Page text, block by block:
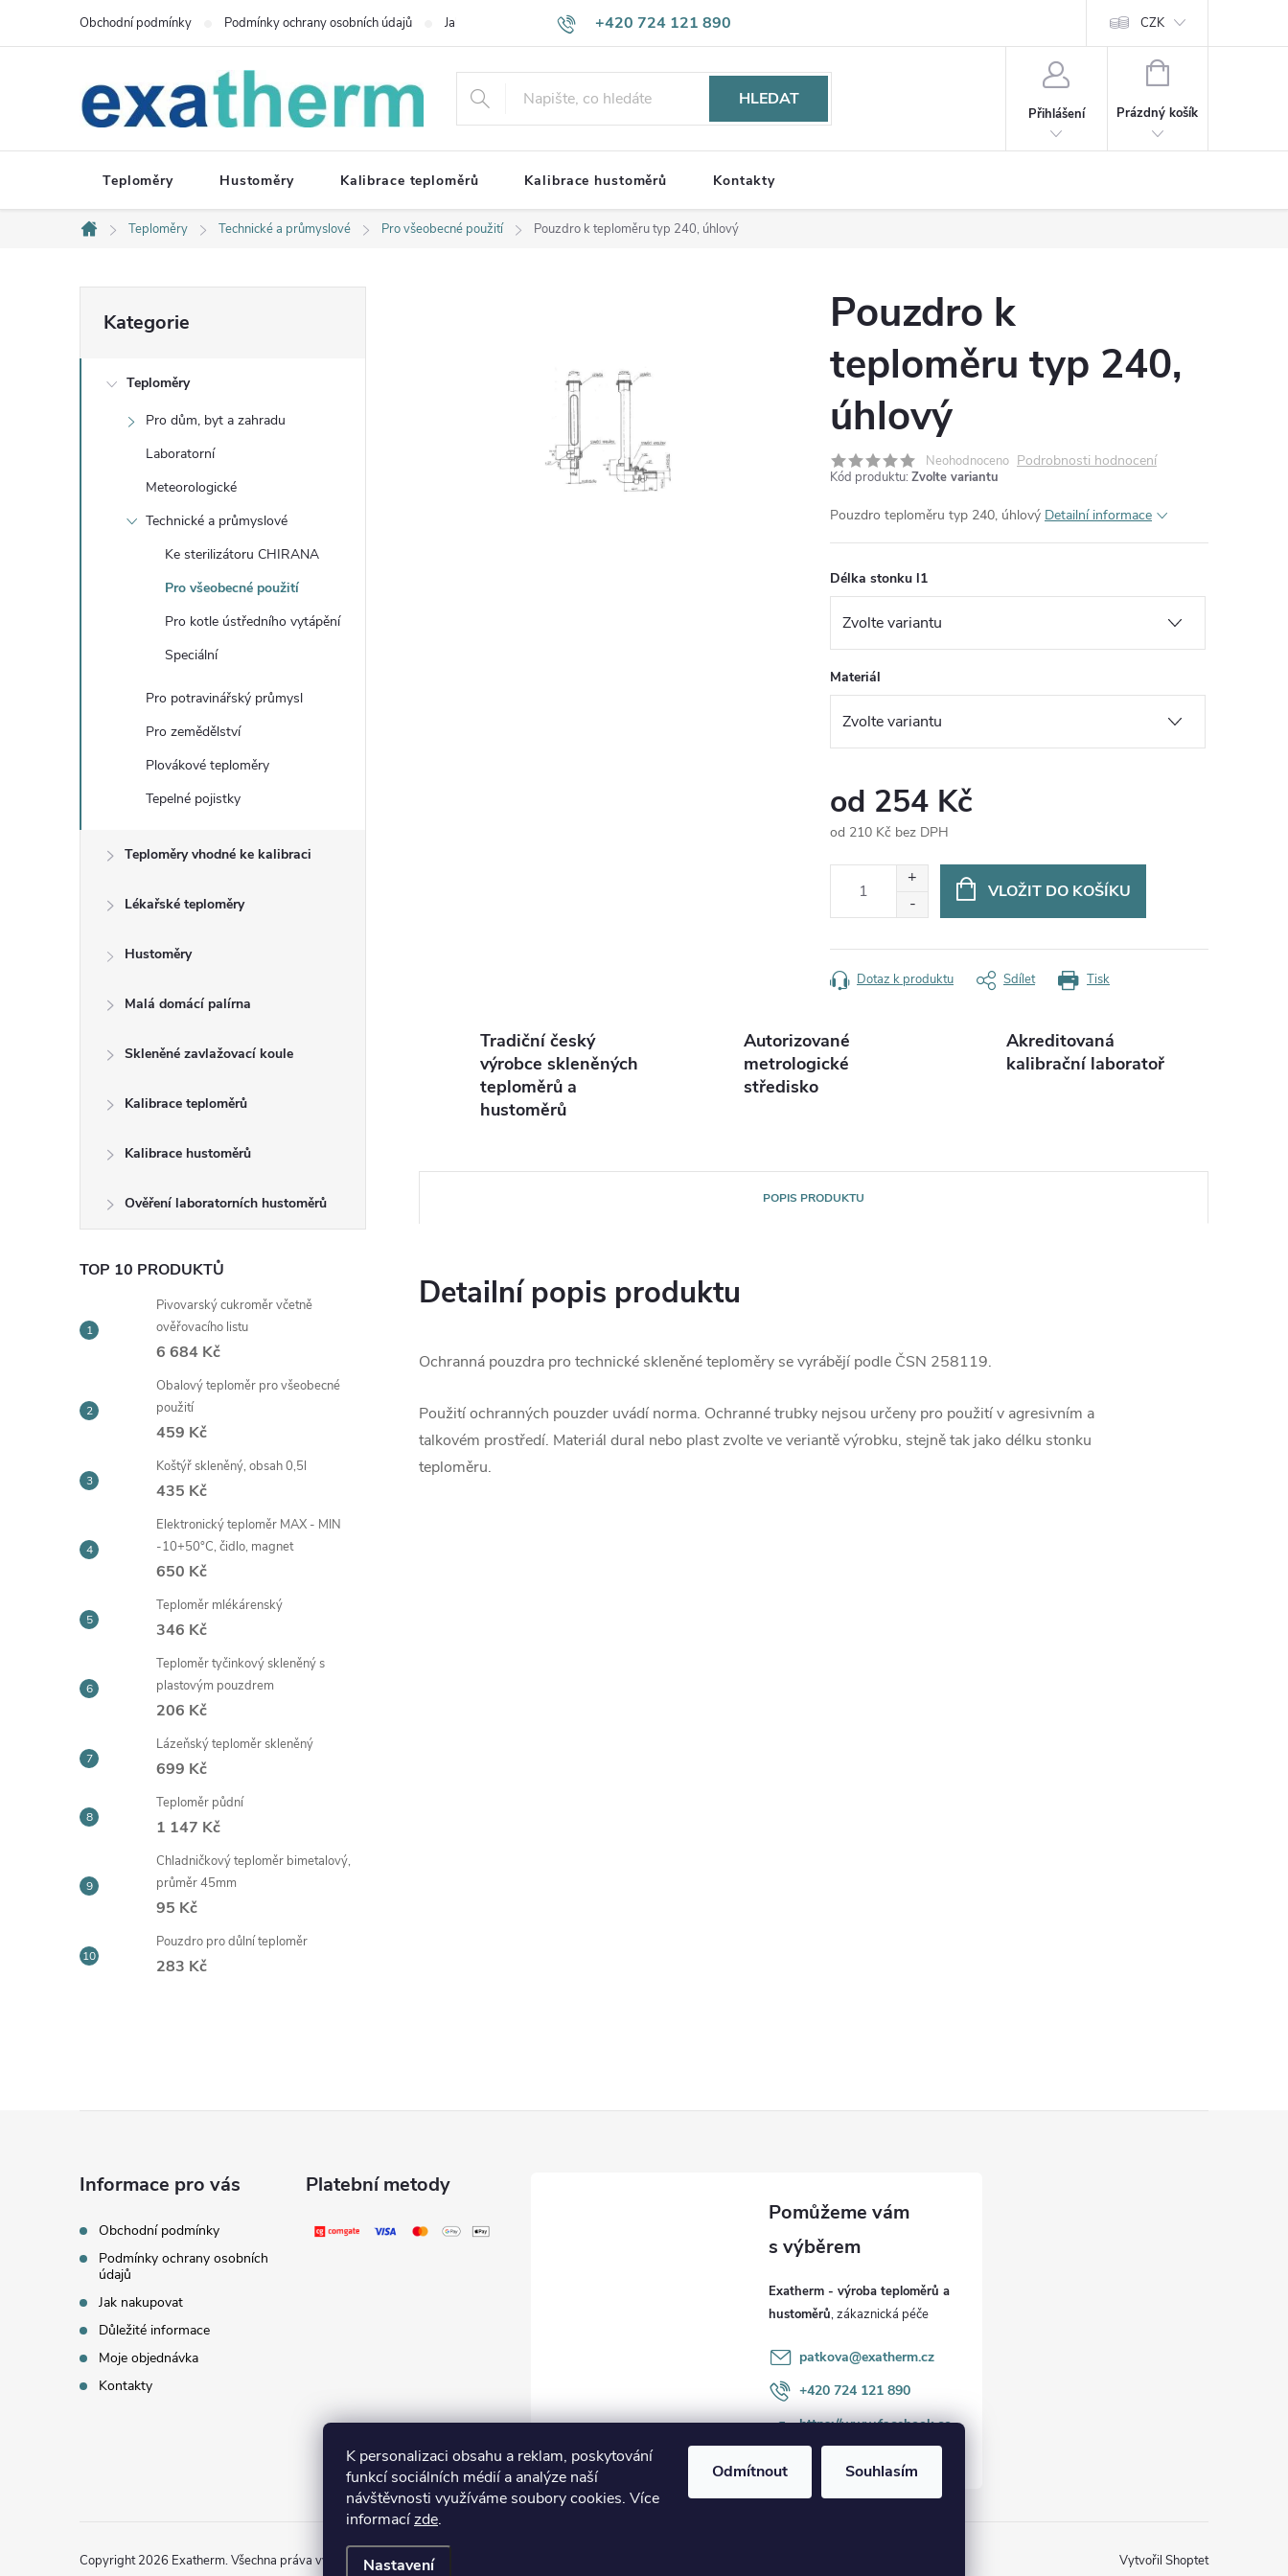
K personalizaci obsahu a reklam, poskytování
funkcí sociálních médií a analýze naší
návštěvnosti využíváme soubory cookies. Více
informacízde.
Nastavení
Odmítnout Souhlasím
+420 724 121 890
Obchodní podmínky Podmínky ochrany osobních údajů Jak nakupovat Důležité informace Moje objednávka CZK
HLEDAT
Přihlášení
NÁKUPNÍ
Prázdný košík
Teploměry Hustoměry Kalibrace teploměrů Kalibrace hustoměrů Kontakty
Domů
Teploměry Technické a průmyslové Pro všeobecné použití Pouzdro k teploměru typ 240, úhlový
o
n
kategorie
Kategorie
Teploměry
Pro dům, byt a zahradu
Laboratorní
Meteorologické
Technické a průmyslové
Ke sterilizátoru CHIRANA
Pro všeobecné použití
Pro kotle ústředního vytápění
Speciální
Pro potravinářský průmysl
Pro zemědělství
Plovákové teploměry
Tepelné pojistky
Teploměry vhodné ke kalibraci
Lékařské teploměry
Hustoměry
Malá domácí palírna
Skleněné zavlažovací koule
Kalibrace teploměrů
Kalibrace hustoměrů
Ověření laboratorních hustoměrů
TOP 10 PRODUKTŮ
Pivovarský cukroměr včetně
ověřovacího listu
6 684 Kč
Obalový teploměr pro všeobecné
použití
459 Kč
Koštýř skleněný, obsah 0,5l
435 Kč
Elektronický teploměr MAX - MIN
-10+50°C, čidlo, magnet
650 Kč
Teploměr mlékárenský
346 Kč
Teploměr tyčinkový skleněný s
plastovým pouzdrem
206 Kč
Lázeňský teploměr skleněný
699 Kč
Teploměr půdní
1 147 Kč
Chladničkový teploměr bimetalový,
průměr 45mm
95 Kč
Pouzdro pro důlní teploměr
283 Kč
Pouzdro k
teploměru typ 240,
úhlový
Neohodnoceno Podrobnosti hodnocení
Kód produktu: Zvolte variantu
Pouzdro teploměru typ 240, úhlový Detailní informace
Délka stonku l1
Materiál
od 254 Kč
od 210 Kč bez DPH
VLOŽIT DO KOŠÍKU
Tisk
Dotaz k produktu Sdílet
Tradiční český
výrobce skleněných
teploměrů a
hustoměrů
Autorizované
metrologické
středisko
Akreditovaná
kalibrační laboratoř
POPIS PRODUKTU
Detailní popis produktu
Ochranná pouzdra pro technické skleněné teploměry se vyrábějí podle ČSN 258119.
Použití ochranných pouzder uvádí norma. Ochranné trubky nejsou určeny pro použití v agresivním a
talkovém prostředí. Materiál dural nebo plast zvolte ve veriantě výrobku, stejně tak jako délku stonku
teploměru.
Informace pro vás
Obchodní podmínky
Podmínky ochrany osobních
údajů
Jak nakupovat
Důležité informace
Moje objednávka
Kontakty
Platební metody
Exatherm - výroba teploměrů a
hustoměrů
patkova@exatherm.cz
+420 724 121 890
https://www.facebook.co
Vytvořil Shoptet
Copyright 2026 Exatherm. Všechna práva vyhrazena.Upravit nastavení cookies